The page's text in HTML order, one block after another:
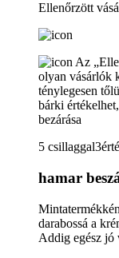
Ellenőrzött
Az
olyan vásárlók
ténylegesen
bárki
bezárása
5
hamar
darabossá a
Addig egész